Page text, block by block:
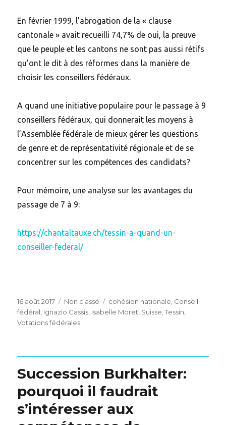
En février 1999, l’abrogation de la « clause
cantonale » avait recueilli 74,7% de oui, la preuve
que le peuple et les cantons ne sont pas aussi rétifs
qu’ont le dit à des réformes dans la manière de
choisir les conseillers fédéraux.
A quand une initiative populaire pour le passage à 9
conseillers fédéraux, qui donnerait les moyens à
l’Assemblée fédérale de mieux gérer les questions
de genre et de représentativité régionale et de se
concentrer sur les compétences des candidats?
Pour mémoire, une analyse sur les avantages du
passage de 7 à 9:
https://chantaltauxe.ch/tessin-a-quand-un-
conseiller-federal/
Posted
on
16 août 2017 Categories
Non classé Tags
cohésion nationale, Conseil
fédéral, Ignazio Cassis, Isabelle Moret, Suisse,Tessin,
Votations fédérales
Succession Burkhalter:
pourquoi il faudrait
s’intéresser aux